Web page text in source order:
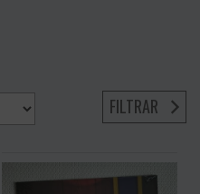
FILTRAR